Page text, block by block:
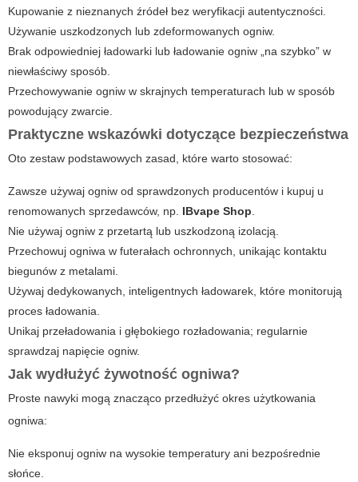
Kupowanie z nieznanych źródeł bez weryfikacji autentyczności.
Używanie uszkodzonych lub zdeformowanych ogniw.
Brak odpowiedniej ładowarki lub ładowanie ogniw „na szybko” w
niewłaściwy sposób.
Przechowywanie ogniw w skrajnych temperaturach lub w sposób
powodujący zwarcie.
Praktyczne wskazówki dotyczące bezpieczeństwa
Oto zestaw podstawowych zasad, które warto stosować:
Zawsze używaj ogniw od sprawdzonych producentów i kupuj u
renomowanych sprzedawców, np. IBvape Shop
Nie używaj ogniw z przetartą lub uszkodzoną izolacją.
Przechowuj ogniwa w futerałach ochronnych, unikając kontaktu
biegunów z metalami.
Używaj dedykowanych, inteligentnych ładowarek, które monitorują
proces ładowania.
Unikaj przeładowania i głębokiego rozładowania; regularnie
sprawdzaj napięcie ogniw.
Jak wydłużyć żywotność ogniwa?
Proste nawyki mogą znacząco przedłużyć okres użytkowania
ogniwa:
Nie eksponuj ogniw na wysokie temperatury ani bezpośrednie
słońce.